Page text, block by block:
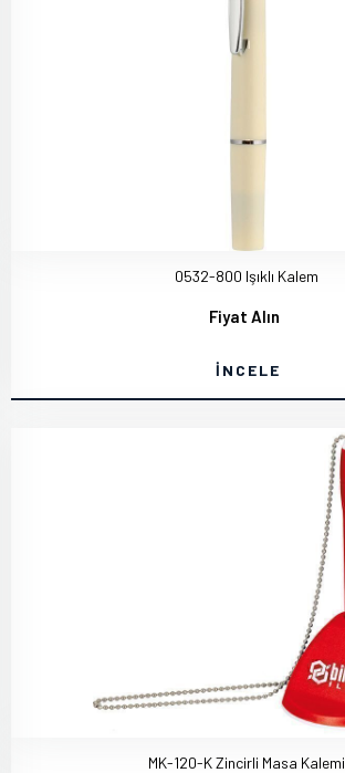
0532-800 Işıklı Kalem
Fiyat Alın
İNCELE
MK-120-K Zincirli Masa Kalemi